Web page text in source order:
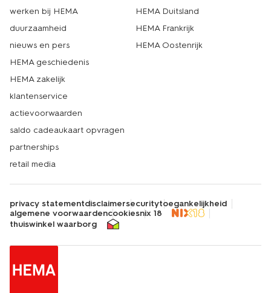
werken bij HEMA
duurzaamheid
nieuws en pers
HEMA geschiedenis
HEMA zakelijk
klantenservice
actievoorwaarden
saldo cadeaukaart opvragen
partnerships
retail media
HEMA Duitsland
HEMA Frankrijk
HEMA Oostenrijk
privacy statementdisclaimersecuritytoegankelijkheid
algemene voorwaardencookiesnix 18
thuiswinkel waarborg